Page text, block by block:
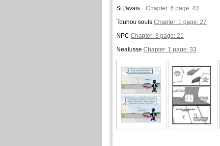
Si j'avais... Chapter: 6 page: 43
Touhou souls Chapter: 1 page: 27
NPC Chapter: 3 page: 21
Nealusse Chapter: 1 page: 33